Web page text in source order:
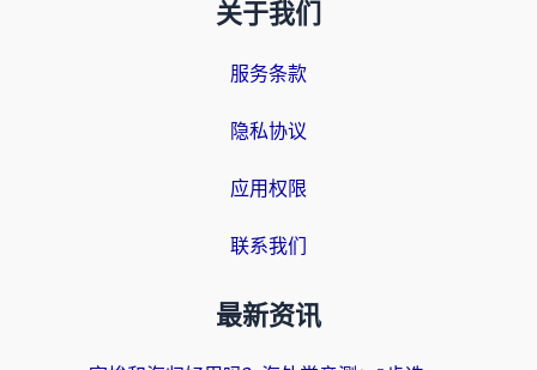
关于我们
服务条款
隐私协议
应用权限
联系我们
最新资讯